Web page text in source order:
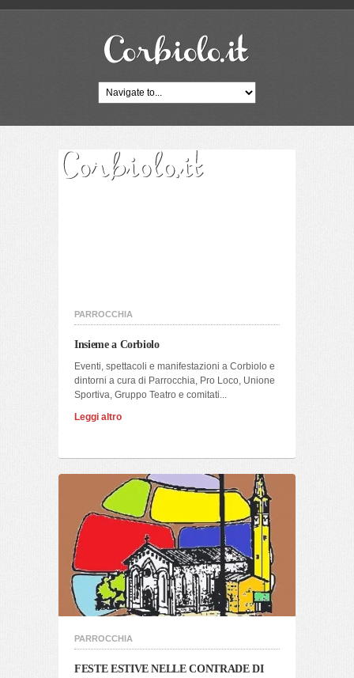
PARROCCHIA
Insieme a Corbiolo
Eventi, spettacoli e manifestazioni a Corbiolo e
dintorni a cura di Parrocchia, Pro Loco, Unione
Sportiva, Gruppo Teatro e comitati...
Leggi altro
PARROCCHIA
FESTE ESTIVE NELLE CONTRADE DI